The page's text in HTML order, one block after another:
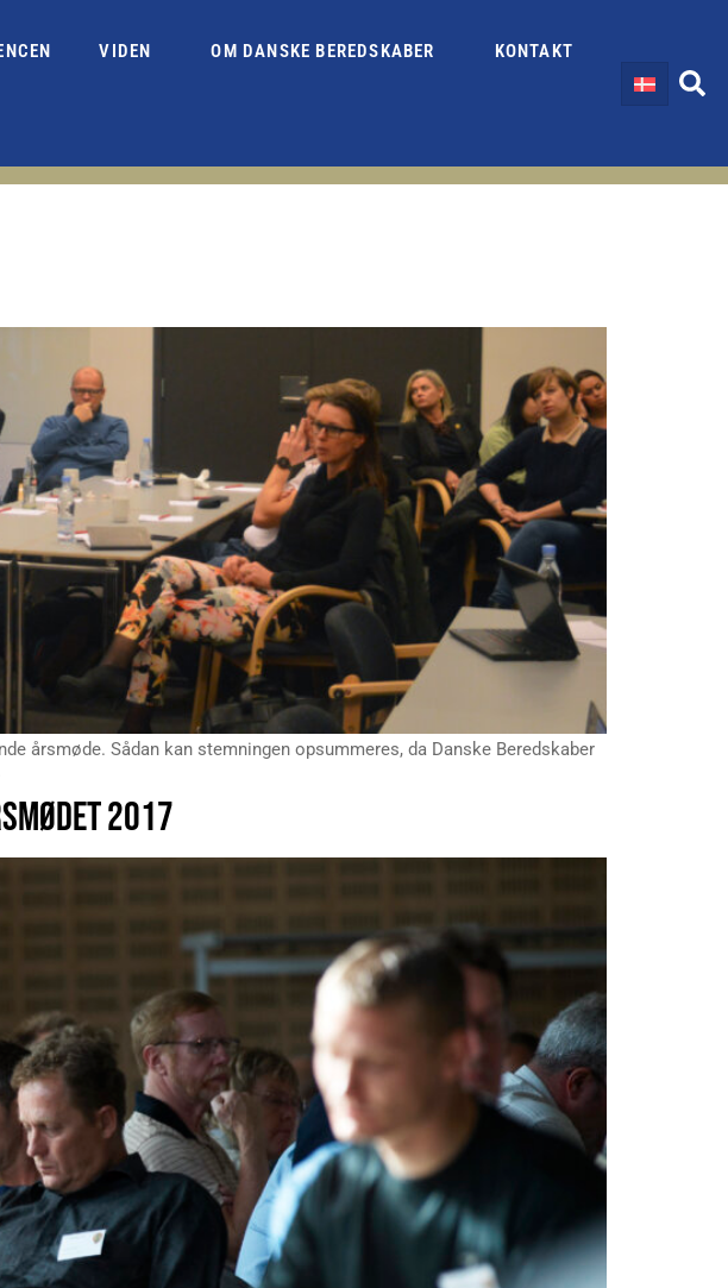
VIDEN OM DANSKE BEREDSKABER KONTAKT
årsmøde. Sådan kan stemningen opsummeres, da Danske Beredskaber
2017